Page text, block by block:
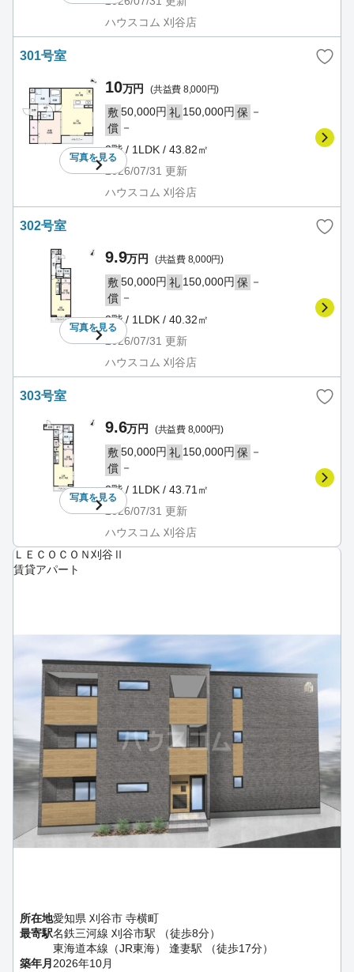
ハウスコム 刈谷店
301号室
写真を見る
10万円 (共益費 8,000円)
敷50,000円 礼 150,000円 保 －
償 －
3階 / 1LDK / 43.82㎡
2026/07/31 更新
ハウスコム 刈谷店
302号室
写真を見る
9.9万円 (共益費 8,000円)
敷50,000円 礼 150,000円 保 －
償 －
3階 / 1LDK / 40.32㎡
2026/07/31 更新
ハウスコム 刈谷店
303号室
写真を見る
9.6万円 (共益費 8,000円)
敷50,000円 礼 150,000円 保 －
償 －
3階 / 1LDK / 43.71㎡
2026/07/31 更新
ハウスコム 刈谷店
ＬＥＣＯＣＯＮ刈谷Ⅱ
賃貸アパート
所在地愛知県 刈谷市 寺横町
最寄駅名鉄三河線 刈谷市駅 （徒歩8分）
東海道本線（JR東海） 逢妻駅 （徒歩17分）
築年月2026年10月